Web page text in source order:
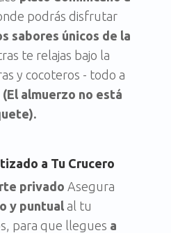
podrás disfrutar
sabores únicos de la
te relajas bajo la
y cocoteros - todo a
(El almuerzo no está
a Tu Crucero
privado Asegura
y puntual al tu
para que llegues a